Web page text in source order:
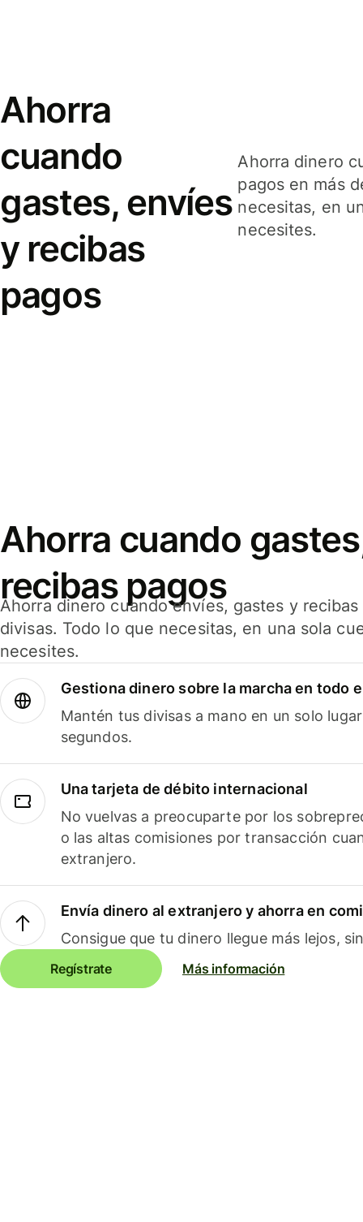
Ahorra
cuando
gastes, envíes
y recibas
pagos
Ahorra dinero
pagos en más
necesitas, en
necesites.
Ahorra cuando
recibas pagos
Ahorra dinero cuando envíes, gastes y
divisas. Todo lo que necesitas, en una sola
necesites.
Gestiona dinero sobre la marcha en todo
Mantén tus divisas a mano en un solo
segundos.
Una tarjeta de débito internacional
No vuelvas a preocuparte por los
o las altas comisiones por transacción
extranjero.
Envía dinero al extranjero y ahorra en
Consigue que tu dinero llegue más lejos,
Regístrate Más información